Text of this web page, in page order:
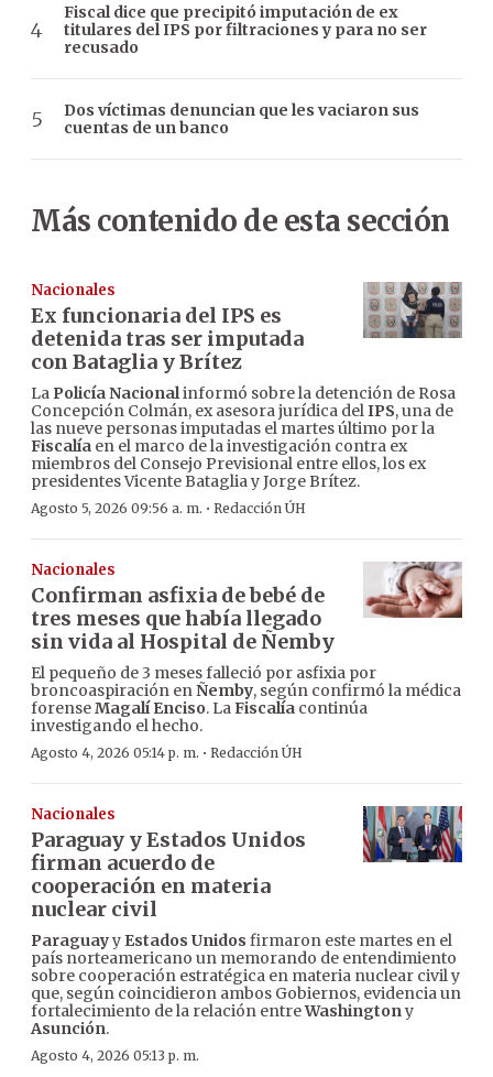
Fiscal dice que precipitó imputación de ex
titulares del IPS por filtraciones y para no ser
recusado
Dos víctimas denuncian que les vaciaron sus
cuentas de un banco
Más contenido de esta sección
Nacionales
Ex funcionaria del IPS es
detenida tras ser imputada
con Bataglia y Brítez
La Policía Nacionalinformó sobre la detención de Rosa
Concepción Colmán, ex asesora jurídica delIPS, una de
las nueve personas imputadas el martes último por la
Fiscalía en el marco de la investigación contra ex
miembros del Consejo Previsional entre ellos, los ex
presidentes Vicente Bataglia y Jorge Brítez.
Agosto 5, 2026 09:56 a. m. · Redacción ÚH
Nacionales
Confirman asfixia de bebé de
tres meses que había llegado
sin vida al Hospital de Ñemby
El pequeño de 3 meses falleció por asfixia por
broncoaspiración enÑemby, según confirmó la médica
forenseMagalí Enciso. LaFiscalía continúa
investigando el hecho.
Agosto 4, 2026 05:14 p. m. · Redacción ÚH
Nacionales
Paraguay y Estados Unidos
firman acuerdo de
cooperación en materia
nuclear civil
Paraguayy Estados Unidos firmaron este martes en el
país norteamericano un memorando de entendimiento
sobre cooperación estratégica en materia nuclear civil y
que, según coincidieron ambos Gobiernos, evidencia un
fortalecimiento de la relación entreWashingtony
Asunción.
Agosto 4, 2026 05:13 p. m.